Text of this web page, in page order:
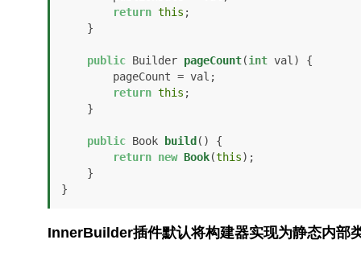
return this ;
public Builder pageCount(int val)
{
return this ;
public Book build()
{
return new Book(this);
}
InnerBuilder插件默认将构建器实现为静态内部